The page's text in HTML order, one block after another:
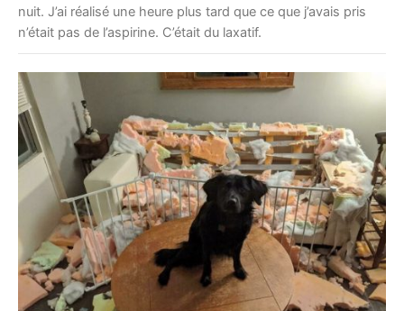
nuit. J’ai réalisé une heure plus tard que ce que j’avais pris
n’était pas de l’aspirine. C’était du laxatif.